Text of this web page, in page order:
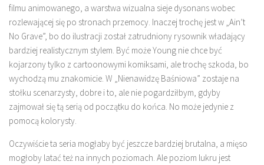
filmu animowanego, a warstwa wizualna sieje dysonans wobec
rozlewającej się po stronach przemocy. Inaczej trochę jest w „Ain’t
No Grave”, bo do ilustracji został zatrudniony rysownik władający
bardziej realistycznym stylem. Być może Young nie chce być
kojarzony tylko z cartoonowymi komiksami, ale trochę szkoda, bo
wychodzą mu znakomicie. W „Nienawidzę Baśniowa” zostaje na
stołku scenarzysty, dobre i to, ale nie pogardziłbym, gdyby
zajmował się tą serią od początku do końca. No może jedynie z
pomocą kolorysty.
Oczywiście ta seria mogłaby być jeszcze bardziej brutalna, a mięso
mogłoby latać też na innych poziomach. Ale poziom lukru jest